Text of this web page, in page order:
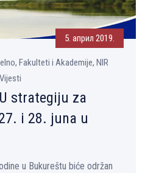
5. април 2019.
Fakulteti i Akademije, NIR
strategiju za
i 28. juna u
u Bukureštu biće održan